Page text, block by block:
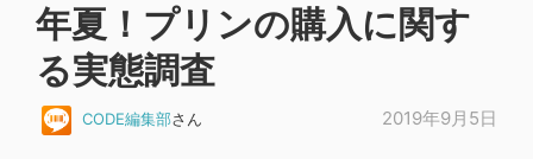
年夏！プリンの購入に関す
る実態調査
CODE編集部さん 2019年9月5日